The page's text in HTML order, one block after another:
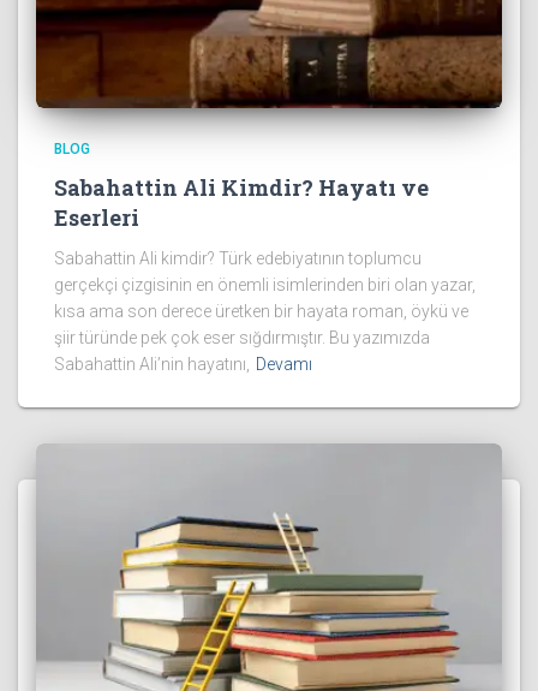
BLOG
Sabahattin Ali Kimdir? Hayatı ve
Eserleri
Sabahattin Ali kimdir? Türk edebiyatının toplumcu
gerçekçi çizgisinin en önemli isimlerinden biri olan yazar,
kısa ama son derece üretken bir hayata roman, öykü ve
şiir türünde pek çok eser sığdırmıştır. Bu yazımızda
Sabahattin Ali’nin hayatını,
Devamı